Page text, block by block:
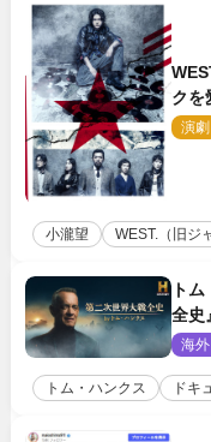
クを
ロー
演劇
小瀧望 WEST.（旧ジ
トム
全史
収め
海
トム・ハンクス ドキ